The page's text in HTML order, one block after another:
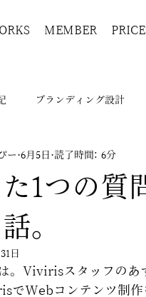
MEMBER PRICE
ブランディング設計
1つの質
。
ー 6月5日 読了時間: 6分
日
。Vivirisスタッフのあ
でWebコンテンツ制作